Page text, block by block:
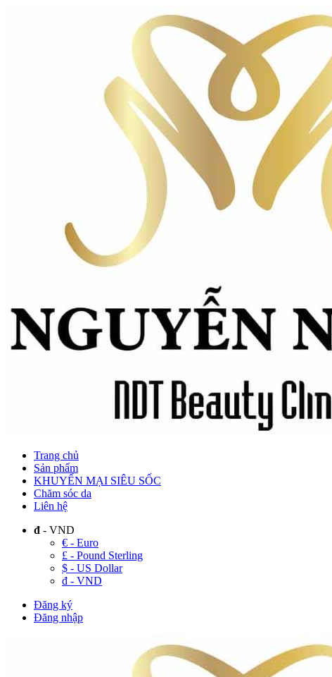
Trang chủ
Sản phẩm
KHUYẾN MẠI SIÊU SỐC
Chăm sóc da
Liên hệ
đ - VND
€ - Euro
£ - Pound Sterling
$ - US Dollar
đ - VND
Đăng ký
Đăng nhập